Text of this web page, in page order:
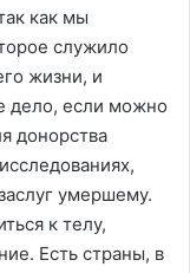
как мы
служило
жизни, и
дело, если можно
донорства
умершему.
к телу,
Есть страны, в